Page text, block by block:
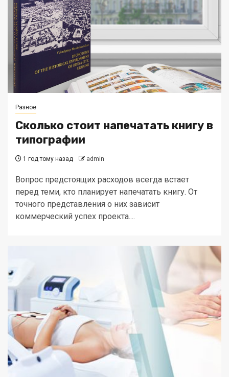
Разное
Сколько стоит напечатать книгу в
типографии
1 год тому назад admin
Вопрос предстоящих расходов всегда встает
перед теми, кто планирует напечатать книгу. От
точного представления о них зависит
коммерческий успех проекта....